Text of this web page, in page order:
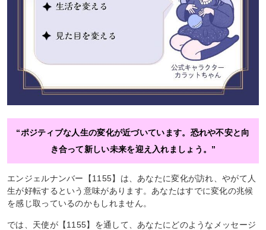
“ポジティブな人生の変化が近づいています。恐れや不安と向
き合って新しい未来を迎え入れましょう。”
エンジェルナンバー【1155】は、あなたに変化が訪れ、やがて人
生が好転するという意味があります。あなたはすでに変化の兆候
を感じ取っているのかもしれません。
では、天使が【1155】を通して、あなたにどのようなメッセージ